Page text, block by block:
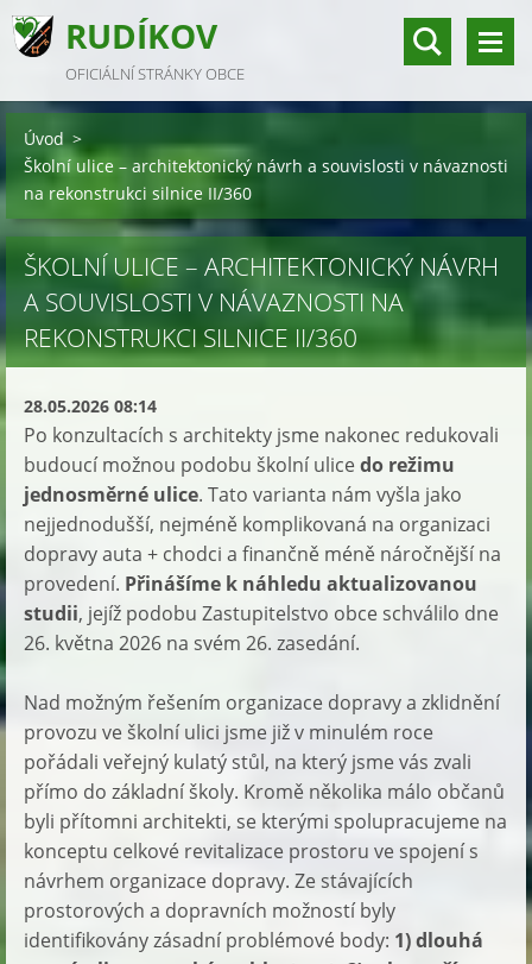
RUDÍKOV
OFICIÁLNÍ STRÁNKY OBCE
Úvod >
Školní ulice – architektonický návrh a souvislosti v návaznosti
na rekonstrukci silnice II/360
ŠKOLNÍ ULICE – ARCHITEKTONICKÝ NÁVRH
A SOUVISLOSTI V NÁVAZNOSTI NA
REKONSTRUKCI SILNICE II/360
28.05.2026 08:14
Po konzultacích s architekty jsme nakonec redukovali
budoucí možnou podobu školní ulicedo režimu
jednosměrné ulice. Tato varianta nám vyšla jako
nejjednodušší, nejméně komplikovaná na organizaci
dopravy auta + chodci a finančně méně náročnější na
provedení. Přinášíme k náhledu aktualizovanou
studii, jejíž podobu Zastupitelstvo obce schválilo dne
26. května 2026 na svém 26. zasedání.
Nad možným řešením organizace dopravy a zklidnění
provozu ve školní ulici jsme již v minulém roce
pořádali veřejný kulatý stůl, na který jsme vás zvali
přímo do základní školy. Kromě několika málo občanů
byli přítomni architekti, se kterými spolupracujeme na
konceptu celkové revitalizace prostoru ve spojení s
návrhem organizace dopravy. Ze stávajících
prostorových a dopravních možností byly
identifikovány zásadní problémové body: 1) dlouhá